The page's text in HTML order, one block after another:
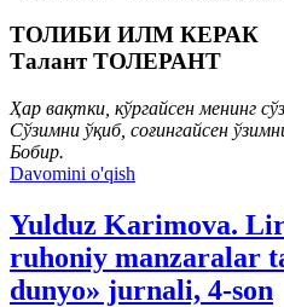
ТОЛИБИ ИЛМ КЕРАК
Талант ТОЛЕРАНТ
Ҳар вақтки, кўргайсен менинг
Сўзимни ўқиб, соғингайсен
Бобир.
Davomini o'qish
Yulduz Karimova.
ruhoniy manzaralar
dunyo» jurnali, 4-son